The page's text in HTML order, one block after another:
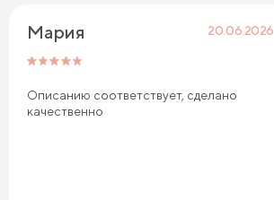
Мария 20.06.2026
Описанию соответствует, сделано
качественно